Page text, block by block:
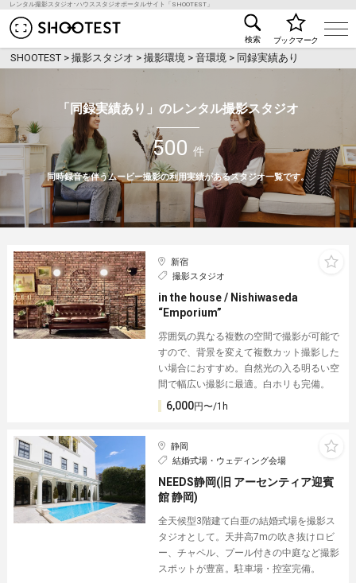
レンタル撮影スタジオ･ハウススタジオポータルサイト「SHOOTEST」
レンタル撮影スタジオ･ハウススタジオ検索の
検索 ブックマーク
SHOOTEST >撮影スタジオ >撮影環境 >音環境 > 同録実績あり
「同録実績あり」のレンタル撮影スタジオ
500 件
同時録音を伴うムービー撮影の利用実績があるスタジオ一覧です。
新宿
撮影スタジオ
in the house / Nishiwaseda
“Emporium”
雰囲気の異なる複数の空間で撮影が可能で
すので、背景を変えて複数カット撮影した
い場合におすすめ。自然光の入る明るい空
間で幅広い撮影に最適。白ホリも完備。
6,000円〜/1h
静岡
結婚式場・ウェディング会場
NEEDS静岡(旧 アーセンティア迎賓
館 静岡)
全天候型3階建て白亜の結婚式場を撮影ス
タジオとして。天井高7mの吹き抜けロビ
ー、チャペル、プール付きの中庭など撮影
スポットが豊富。駐車場・控室完備。